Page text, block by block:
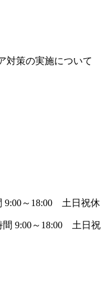
対策の実施について
9:00～18:00 土日祝休
間 9:00～18:00 土日祝